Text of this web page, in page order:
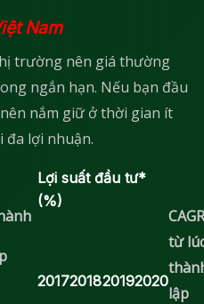
Nam
trường nên giá thường
ngắn hạn. Nếu bạn đầu
nắm giữ ở thời gian ít
đa lợi nhuận.
Lợi suất đầu tư*
(%)
từ
lập
2017201820192020